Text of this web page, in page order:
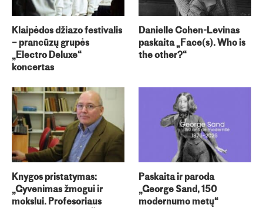
Klaipėdos džiazo festivalis
– prancūzų grupės
„Electro Deluxe“
koncertas
Danielle Cohen-Levinas
paskaita „Face(s). Who is
the other?“
Knygos pristatymas:
„Gyvenimas žmogui ir
mokslui. Profesoriaus
Paskaita ir paroda
„George Sand, 150
modernumo metų“